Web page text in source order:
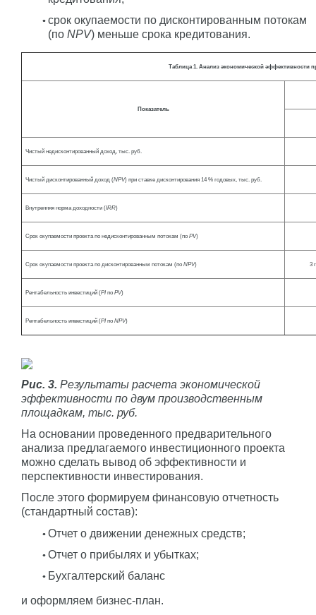
срок окупаемости по дисконтированным потокам
(по NPV) меньше срока кредитования.
Таблица 1. Анализ экономической эффективности
Показатель
Чистый недисконтированный доход, тыс. руб.
Чистый дисконтированный доход (NPV) при ставке дисконтирования 14 % годовых, тыс. руб.
Внутренняя норма доходности (IRR)
Срок окупаемости проекта по недисконтированным потокам (по PV)
Срок окупаемости проекта по дисконтированным потокам (по NPV) 3
Рентабельность инвестиций (PI по PV)
Рентабельность инвестиций (PI по NPV)
Рис. 3. Результаты расчета экономической
эффективности по двум производственным
площадкам, тыс. руб.
На основании проведенного предварительного
анализа предлагаемого инвестиционного проекта
можно сделать вывод об эффективности и
перспективности инвестирования.
После этого формируем финансовую отчетность
(стандартный состав):
Отчет о движении денежных средств;
Отчет о прибылях и убытках;
Бухгалтерский баланс
и оформляем бизнес-план.